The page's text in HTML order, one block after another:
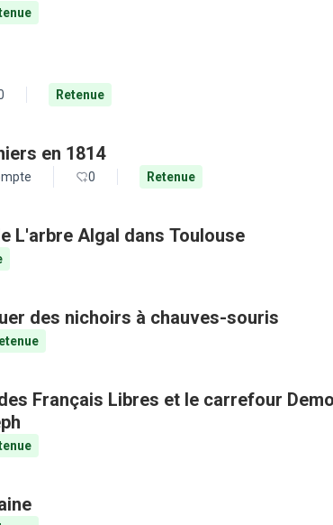
Retenue
en 1814
0 Retenue
L'arbre Algal dans Toulouse
des nichoirs à chauves-souris
Français Libres et le carrefour